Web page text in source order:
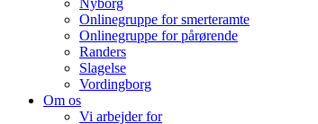
Nyborg
Onlinegruppe for smerteramte
Onlinegruppe for pårørende
Randers
Slagelse
Vordingborg
Om os
Vi arbejder for